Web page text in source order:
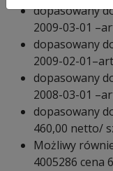
dopasowany
2009-03-01
dopasowany
2009-02-
dopasowany
2008-03-01
dopasowany
460,00 netto/
Możliwy
4005286 cena